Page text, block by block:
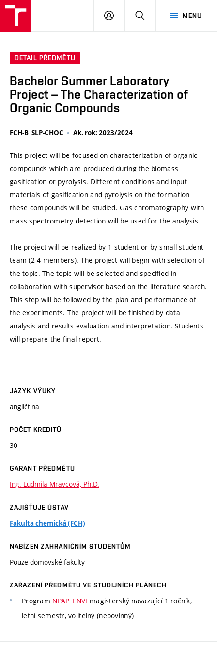
MENU
PŘIHLÁSIT
DETAIL PŘEDMĚTU
Bachelor Summer Laboratory
Project – The Characterization of
Organic Compounds
FCH-B_SLP-CHOC Ak. rok: 2023/2024
This project will be focused on characterization of organic
compounds which are produced during the biomass
gasification or pyrolysis. Different conditions and input
materials of gasification and pyrolysis on the formation
these compounds will be studied. Gas chromatography with
mass spectrometry detection will be used for the analysis.
The project will be realized by 1 student or by small student
team (2-4 members). The project will begin with selection of
the topic. The topic will be selected and specified in
collaboration with supervisor based on the literature search.
This step will be followed by the plan and performance of
the experiments. The project will be finished by data
analysis and results evaluation and interpretation. Students
will prepare the final report.
JAZYK VÝUKY
angličtina
POČET KREDITŮ
30
GARANT PŘEDMĚTU
Ing. Ludmila Mravcová, Ph.D.
ZAJIŠŤUJE ÚSTAV
Fakulta chemická (FCH)
NABÍZEN ZAHRANIČNÍM STUDENTŮM
Pouze domovské fakulty
ZAŘAZENÍ PŘEDMĚTU VE STUDIJNÍCH PLÁNECH
Program NPAP_ENVI magisterský navazující 1 ročník,
letní semestr, volitelný (nepovinný)